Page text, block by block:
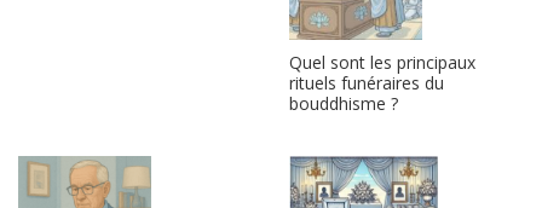
Quel sont les principaux
rituels funéraires du
bouddhisme ?